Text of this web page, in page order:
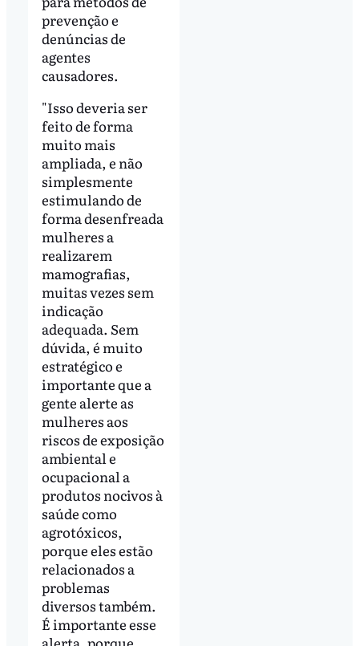
prevenção e
denúncias de
agentes
causadores.
"Isso deveria ser
feito de forma
muito mais
ampliada, e não
simplesmente
estimulando de
forma desenfreada
mulheres a
realizarem
mamografias,
muitas vezes sem
indicação
adequada. Sem
dúvida, é muito
estratégico e
importante que a
gente alerte as
mulheres aos
riscos de exposição
ambiental e
ocupacional a
produtos nocivos à
saúde como
agrotóxicos,
porque eles estão
relacionados a
problemas
diversos também.
É importante esse